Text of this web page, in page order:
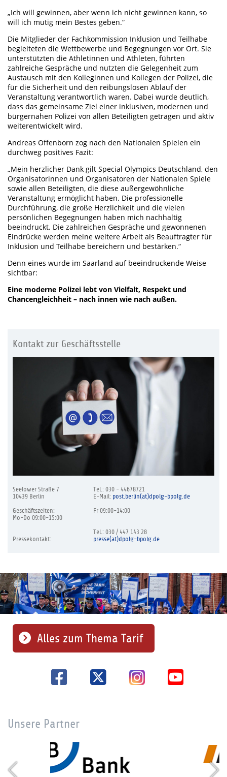
„Ich will gewinnen, aber wenn ich nicht gewinnen kann, so
will ich mutig mein Bestes geben.“
Die Mitglieder der Fachkommission Inklusion und Teilhabe
begleiteten die Wettbewerbe und Begegnungen vor Ort. Sie
unterstützten die Athletinnen und Athleten, führten
zahlreiche Gespräche und nutzten die Gelegenheit zum
Austausch mit den Kolleginnen und Kollegen der Polizei, die
für die Sicherheit und den reibungslosen Ablauf der
Veranstaltung verantwortlich waren. Dabei wurde deutlich,
dass das gemeinsame Ziel einer inklusiven, modernen und
bürgernahen Polizei von allen Beteiligten getragen und aktiv
weiterentwickelt wird.
Andreas Offenborn zog nach den Nationalen Spielen ein
durchweg positives Fazit:
„Mein herzlicher Dank gilt Special Olympics Deutschland, den
Organisatorinnen und Organisatoren der Nationalen Spiele
sowie allen Beteiligten, die diese außergewöhnliche
Veranstaltung ermöglicht haben. Die professionelle
Durchführung, die große Herzlichkeit und die vielen
persönlichen Begegnungen haben mich nachhaltig
beeindruckt. Die zahlreichen Gespräche und gewonnenen
Eindrücke werden meine weitere Arbeit als Beauftragter für
Inklusion und Teilhabe bereichern und bestärken.“
Denn eines wurde im Saarland auf beeindruckende Weise
sichtbar:
Eine moderne Polizei lebt von Vielfalt, Respekt und
Chancengleichheit – nach innen wie nach außen.
Kontakt zur Geschäftsstelle
Seelower Straße 7
10439 Berlin
Geschäftszeiten:
Mo-Do 09:00-15:00
Pressekontakt:
Tel.: 030 - 44678721
E-Mail: post.berlin(at)dpolg-bpolg.de
Fr 09:00-14:00
Tel.: 030 / 447 143 28
presse(at)dpolg-bpolg.de
Alles zum Thema Tarif
Unsere Partner